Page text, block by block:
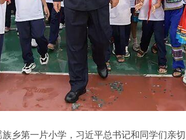
乡第一片小学，习近平总书记和同学们亲